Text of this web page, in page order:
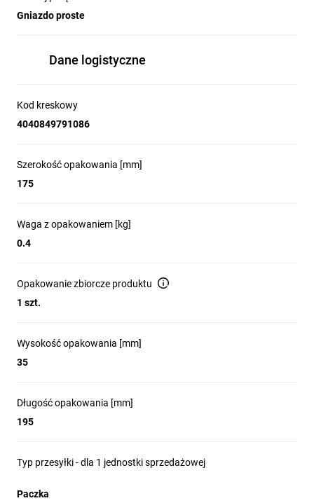
Gniazdo proste
Dane logistyczne
Kod kreskowy
4040849791086
Szerokość opakowania [mm]
175
Waga z opakowaniem [kg]
0.4
Opakowanie zbiorcze produktu
1 szt.
Wysokość opakowania [mm]
35
Długość opakowania [mm]
195
Typ przesyłki - dla 1 jednostki sprzedażowej
Paczka